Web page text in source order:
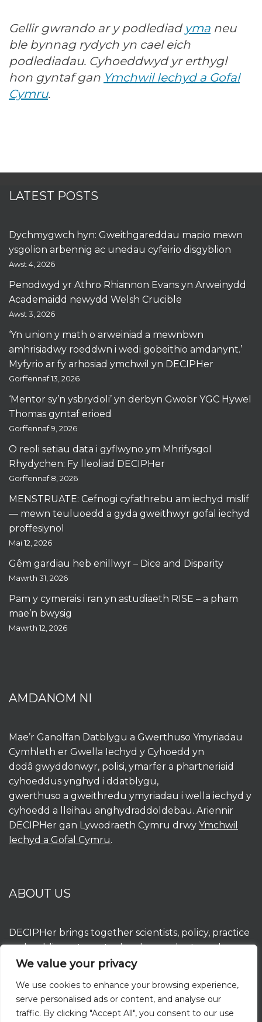
We value your privacy
We use cookies to enhance your browsing experience,
serve personalised ads or content, and analyse our
traffic. By clicking "Accept All", you consent to our use
Gellir gwrando ar y podlediad yma neu
ble bynnag rydych yn cael eich
podlediadau. Cyhoeddwyd yr erthygl
hon gyntaf gan Ymchwil Iechyd a Gofal
Cymru.
LATEST POSTS
Dychmygwch hyn: Gweithgareddau mapio mewn
ysgolion arbennig ac unedau cyfeirio disgyblion
Awst 4, 2026
Penodwyd yr Athro Rhiannon Evans yn Arweinydd
Academaidd newydd Welsh Crucible
Awst 3, 2026
‘Yn union y math o arweiniad a mewnbwn
amhrisiadwy roeddwn i wedi gobeithio amdanynt.’
Myfyrio ar fy arhosiad ymchwil yn DECIPHer
Gorffennaf 13, 2026
‘Mentor sy’n ysbrydoli’ yn derbyn Gwobr YGC Hywel
Thomas gyntaf erioed
Gorffennaf 9, 2026
O reoli setiau data i gyflwyno ym Mhrifysgol
Rhydychen: Fy lleoliad DECIPHer
Gorffennaf 8, 2026
MENSTRUATE: Cefnogi cyfathrebu am iechyd mislif
— mewn teuluoedd a gyda gweithwyr gofal iechyd
proffesiynol
Mai 12, 2026
Gêm gardiau heb enillwyr – Dice and Disparity
Mawrth 31, 2026
Pam y cymerais i ran yn astudiaeth RISE – a pham
mae’n bwysig
Mawrth 12, 2026
AMDANOM NI
Mae’r Ganolfan Datblygu a Gwerthuso Ymyriadau
Cymhleth er Gwella Iechyd y Cyhoedd yn
dodâ gwyddonwyr, polisi, ymarfer a phartneriaid
cyhoeddus ynghyd i ddatblygu,
gwerthuso a gweithredu ymyriadau i wella iechyd y
cyhoedd a lleihau anghydraddoldebau. Ariennir
DECIPHer gan Lywodraeth Cymru drwy Ymchwil
Iechyd a Gofal Cymru.
ABOUT US
DECIPHer brings together scientists, policy, practice
and public partners to develop, evaluate and
implement interventions to improve population
by the Welsh Government throughHealth and
Care Research Wales